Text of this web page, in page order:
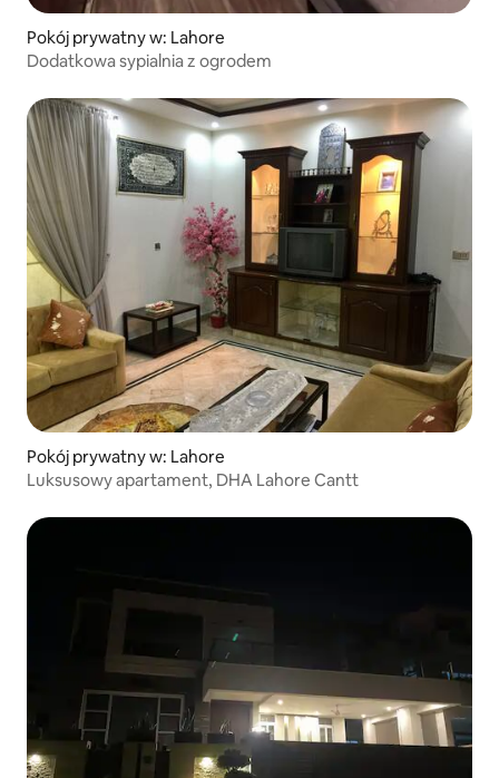
Pokój prywatny w: Lahore
Dodatkowa sypialnia z ogrodem
Pokój prywatny w: Lahore
Luksusowy apartament, DHA Lahore Cantt